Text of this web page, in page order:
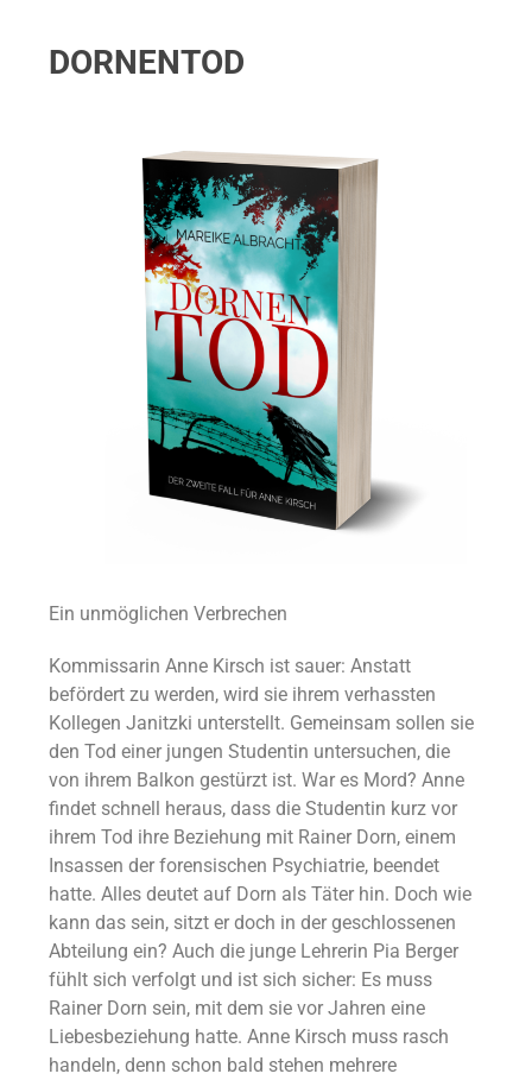
DORNENTOD
Ein unmöglichen Verbrechen
Kommissarin Anne Kirsch ist sauer: Anstatt
befördert zu werden, wird sie ihrem verhassten
Kollegen Janitzki unterstellt. Gemeinsam sollen sie
den Tod einer jungen Studentin untersuchen, die
von ihrem Balkon gestürzt ist. War es Mord? Anne
findet schnell heraus, dass die Studentin kurz vor
ihrem Tod ihre Beziehung mit Rainer Dorn, einem
Insassen der forensischen Psychiatrie, beendet
hatte. Alles deutet auf Dorn als Täter hin. Doch wie
kann das sein, sitzt er doch in der geschlossenen
Abteilung ein? Auch die junge Lehrerin Pia Berger
fühlt sich verfolgt und ist sich sicher: Es muss
Rainer Dorn sein, mit dem sie vor Jahren eine
Liebesbeziehung hatte. Anne Kirsch muss rasch
handeln, denn schon bald stehen mehrere